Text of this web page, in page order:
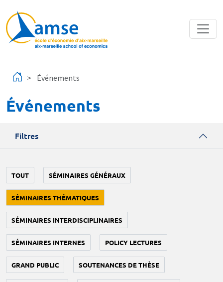
Événements
Événements
Filtres
TOUT SÉMINAIRES GÉNÉRAUX
SÉMINAIRES THÉMATIQUES
SÉMINAIRES INTERDISCIPLINAIRES
SÉMINAIRES INTERNES POLICY LECTURES
GRAND PUBLIC SOUTENANCES DE THÈSE